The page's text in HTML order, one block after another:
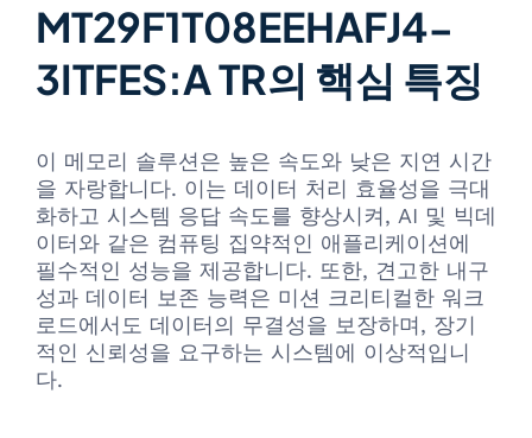
MT29F1T08EEHAFJ4-
3ITFES:A TR의 핵심 특징
이 메모리 솔루션은 높은 속도와 낮은 지연 시간
을 자랑합니다. 이는 데이터 처리 효율성을 극대
화하고 시스템 응답 속도를 향상시켜, AI 및 빅데
이터와 같은 컴퓨팅 집약적인 애플리케이션에
필수적인 성능을 제공합니다. 또한, 견고한 내구
성과 데이터 보존 능력은 미션 크리티컬한 워크
로드에서도 데이터의 무결성을 보장하며, 장기
적인 신뢰성을 요구하는 시스템에 이상적입니
다.